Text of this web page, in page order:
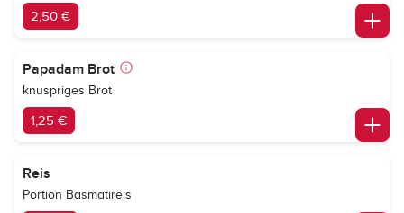
2,50 €
Papadam Brot
knuspriges Brot
1,25 €
Reis
Portion Basmatireis